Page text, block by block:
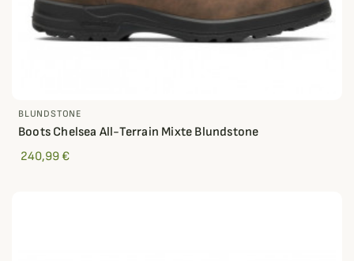
BLUNDSTONE
Boots Chelsea All-Terrain Mixte Blundstone
240,99 €